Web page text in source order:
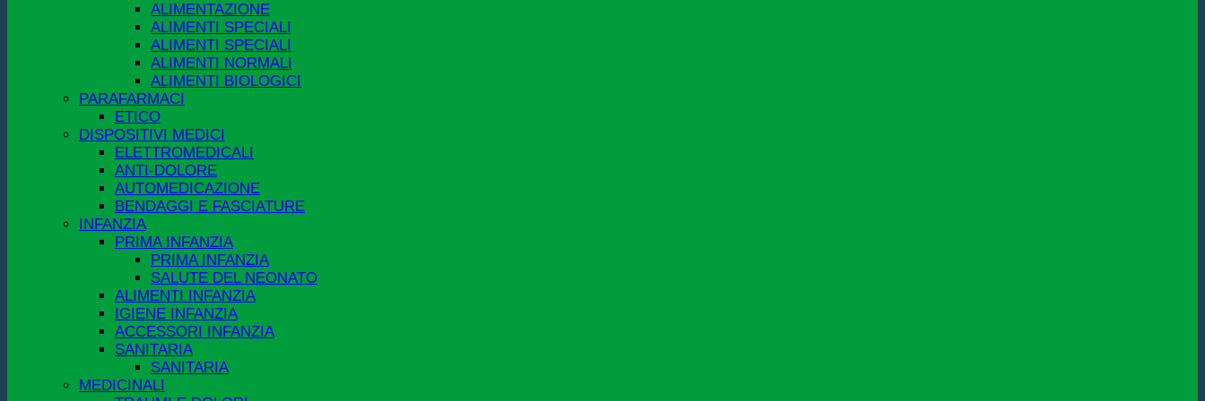
ALIMENTAZIONE
ALIMENTI SPECIALI
ALIMENTI SPECIALI
ALIMENTI NORMALI
ALIMENTI BIOLOGICI
PARAFARMACI
ETICO
DISPOSITIVI MEDICI
ELETTROMEDICALI
ANTI-DOLORE
AUTOMEDICAZIONE
BENDAGGI E FASCIATURE
INFANZIA
PRIMA INFANZIA
PRIMA INFANZIA
SALUTE DEL NEONATO
ALIMENTI INFANZIA
IGIENE INFANZIA
ACCESSORI INFANZIA
SANITARIA
SANITARIA
MEDICINALI